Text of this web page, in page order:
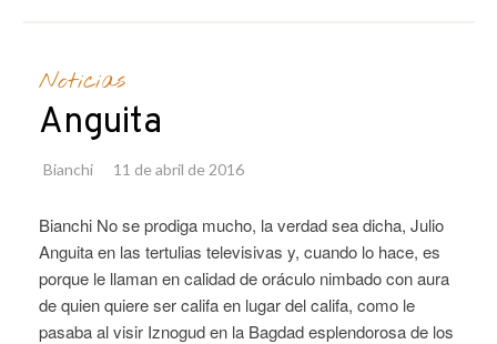
Noticias
Anguita
Bianchi 11 de abril de 2016
Bianchi No se prodiga mucho, la verdad sea dicha, Julio
Anguita en las tertulias televisivas y, cuando lo hace, es
porque le llaman en calidad de oráculo nimbado con aura
de quien quiere ser califa en lugar del califa, como le
pasaba al visir Iznogud en la Bagdad esplendorosa de los